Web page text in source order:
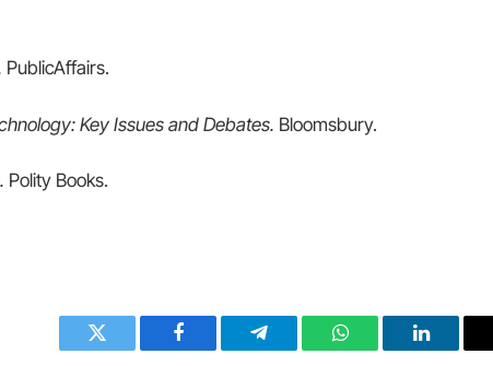
PublicAffairs.
Key Issues and Debates. Bloomsbury.
Polity Books.
Twitter Facebook Telegram WhatsAppLinkedIn